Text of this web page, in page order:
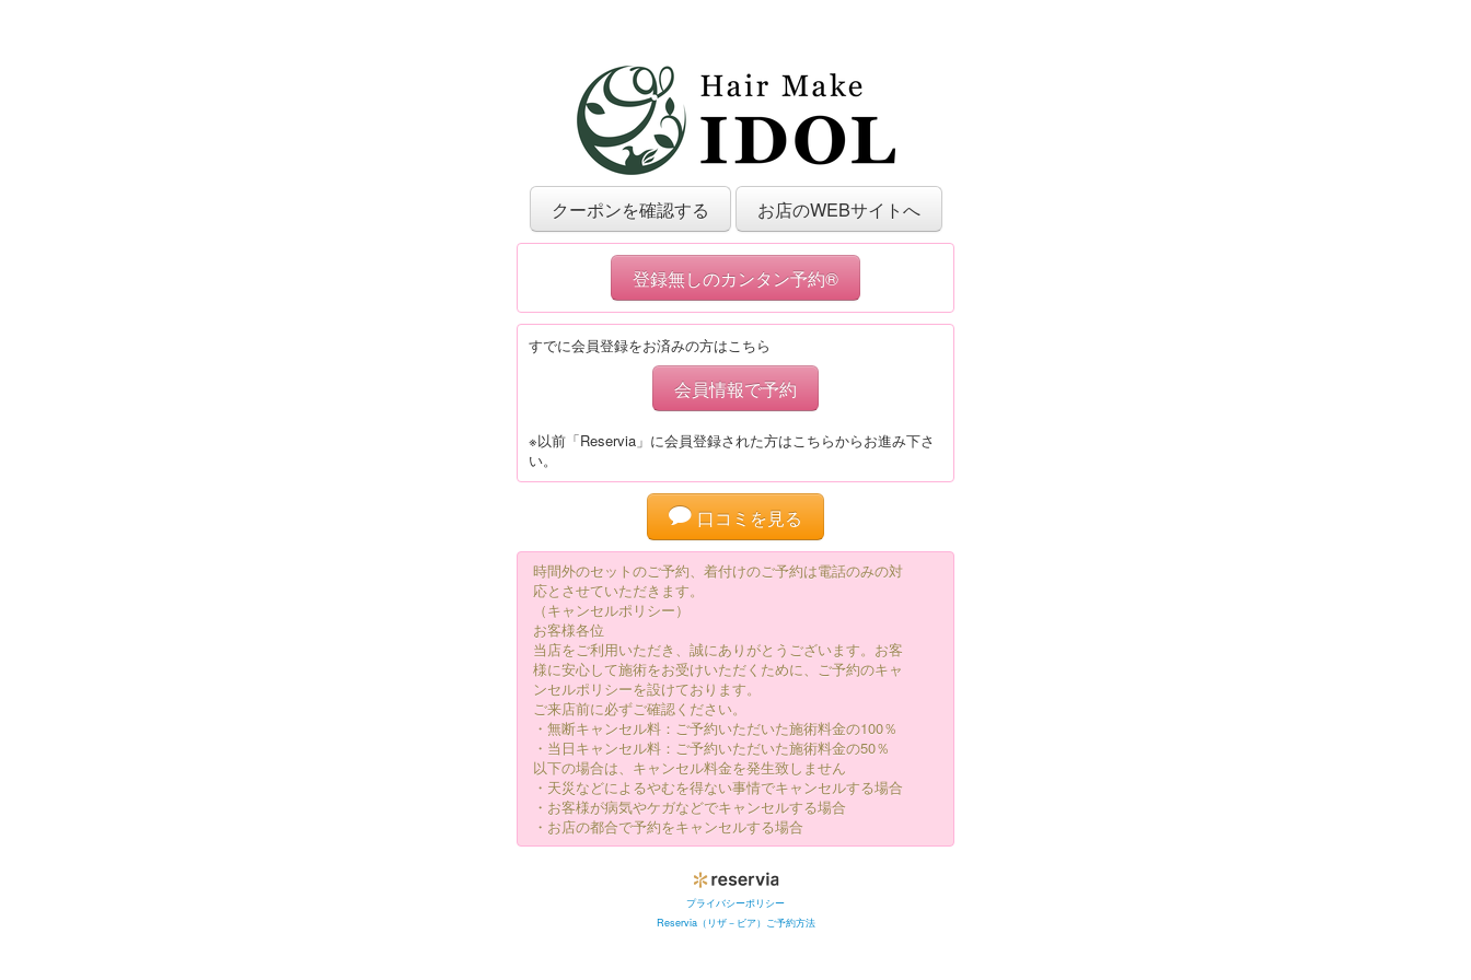
クーポンを確認する お店のWEBサイトへ
登録無しのカンタン予約®
すでに会員登録をお済みの方はこちら
会員情報で予約
※以前「Reservia」に会員登録された方はこちらからお進み下さ
い。
口コミを見る
時間外のセットのご予約、着付けのご予約は電話のみの対
応とさせていただきます。
（キャンセルポリシー）
お客様各位
当店をご利用いただき、誠にありがとうございます。お客
様に安心して施術をお受けいただくために、ご予約のキャ
ンセルポリシーを設けております。
ご来店前に必ずご確認ください。
・無断キャンセル料：ご予約いただいた施術料金の100％
・当日キャンセル料：ご予約いただいた施術料金の50％
以下の場合は、キャンセル料金を発生致しません
・天災などによるやむを得ない事情でキャンセルする場合
・お客様が病気やケガなどでキャンセルする場合
・お店の都合で予約をキャンセルする場合
プライバシーポリシー
Reservia（リザ－ビア）ご予約方法